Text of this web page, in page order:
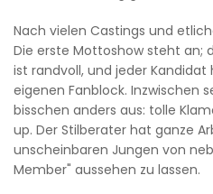
Nach vielen Castings und
Die erste Mottoshow steht an;
ist randvoll, und jeder
eigenen Fanblock. Inzwischen
bisschen anders aus: tolle
up. Der Stilberater hat ganze
unscheinbaren Jungen von
Member" aussehen zu lassen.